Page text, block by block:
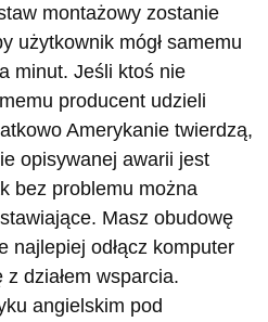
montażowy zostanie
użytkownik mógł samemu
minut. Jeśli ktoś nie
producent udzieli
Amerykanie twierdzą,
opisywanej awarii jest
bez problemu można
Masz obudowę
najlepiej odłącz komputer
działem wsparcia.
angielskim pod